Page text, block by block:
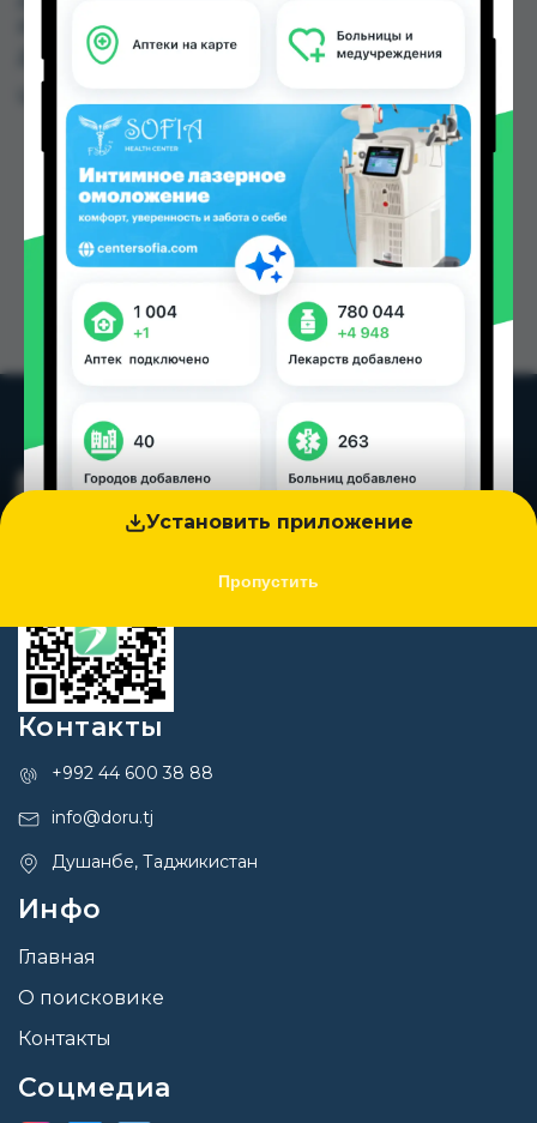
Установить приложение
Пропустить
Релакс №1 по цене от 30.00 TJS до 33.00 TJS в
Душанбе и других городах Таджикистана
Контакты
+992 44 600 38 88
info@doru.tj
Душанбе, Таджикистан
Инфо
Главная
О поисковике
Контакты
Соцмедиа